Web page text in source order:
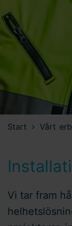
Start Vårt
Vi tar fram